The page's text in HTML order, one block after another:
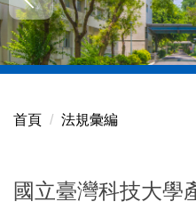
塊
首頁 法規彙編
國立臺灣科技大學